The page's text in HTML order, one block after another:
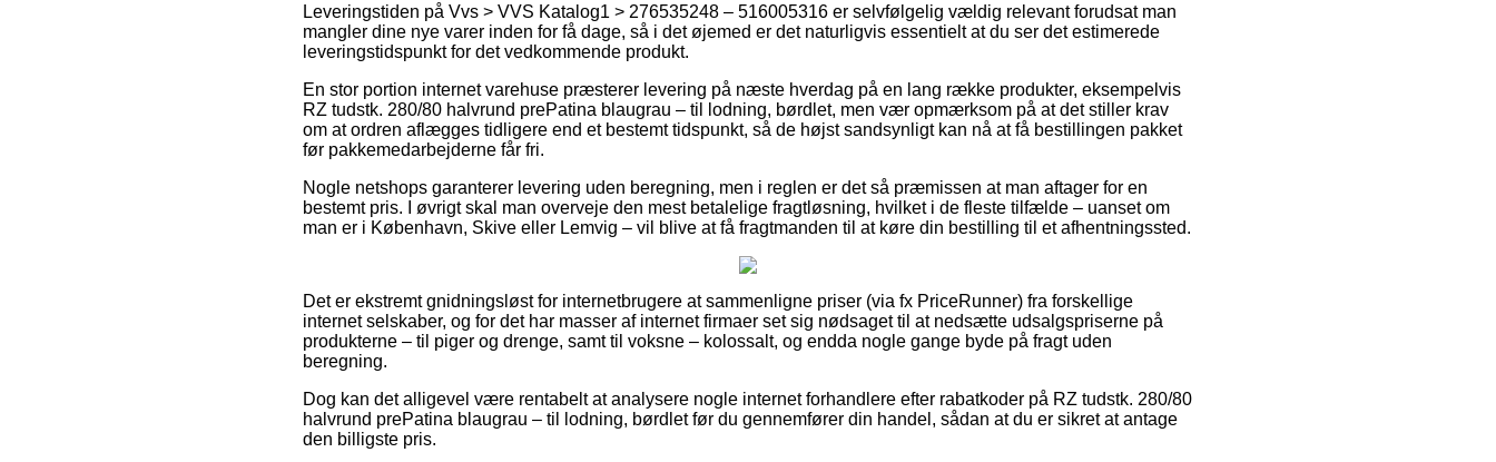
Leveringstiden på Vvs > VVS Katalog1 > 276535248 – 516005316 er selvfølgelig vældig relevant forudsat man
mangler dine nye varer inden for få dage, så i det øjemed er det naturligvis essentielt at du ser det estimerede
leveringstidspunkt for det vedkommende produkt.
En stor portion internet varehuse præsterer levering på næste hverdag på en lang række produkter, eksempelvis
RZ tudstk. 280/80 halvrund prePatina blaugrau – til lodning, børdlet, men vær opmærksom på at det stiller krav
om at ordren aflægges tidligere end et bestemt tidspunkt, så de højst sandsynligt kan nå at få bestillingen pakket
før pakkemedarbejderne får fri.
Nogle netshops garanterer levering uden beregning, men i reglen er det så præmissen at man aftager for en
bestemt pris. I øvrigt skal man overveje den mest betalelige fragtløsning, hvilket i de fleste tilfælde – uanset om
man er i København, Skive eller Lemvig – vil blive at få fragtmanden til at køre din bestilling til et afhentningssted.
Det er ekstremt gnidningsløst for internetbrugere at sammenligne priser (via fx PriceRunner) fra forskellige
internet selskaber, og for det har masser af internet firmaer set sig nødsaget til at nedsætte udsalgspriserne på
produkterne – til piger og drenge, samt til voksne – kolossalt, og endda nogle gange byde på fragt uden
beregning.
Dog kan det alligevel være rentabelt at analysere nogle internet forhandlere efter rabatkoder på RZ tudstk. 280/80
halvrund prePatina blaugrau – til lodning, børdlet før du gennemfører din handel, sådan at du er sikret at antage
den billigste pris.